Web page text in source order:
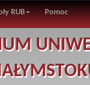
RUB Pomoc